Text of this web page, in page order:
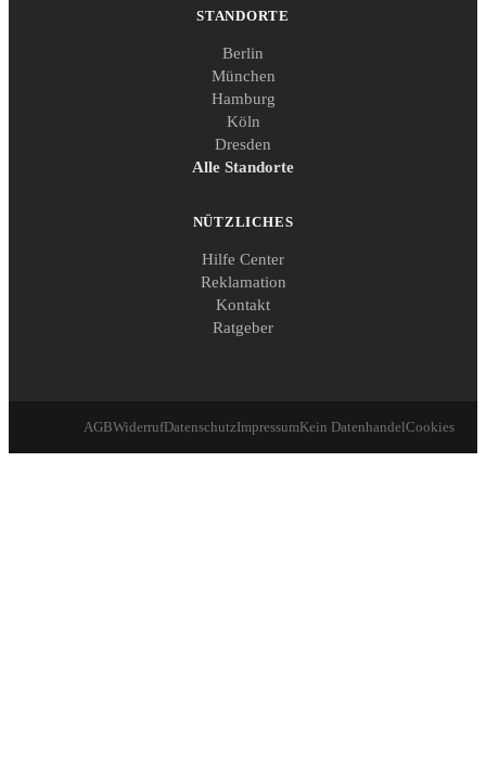
STANDORTE
Berlin
München
Hamburg
Köln
Dresden
Alle Standorte
NÜTZLICHES
Hilfe Center
Reklamation
Kontakt
Ratgeber
AGBWiderrufDatenschutzImpressumKein DatenhandelCookies